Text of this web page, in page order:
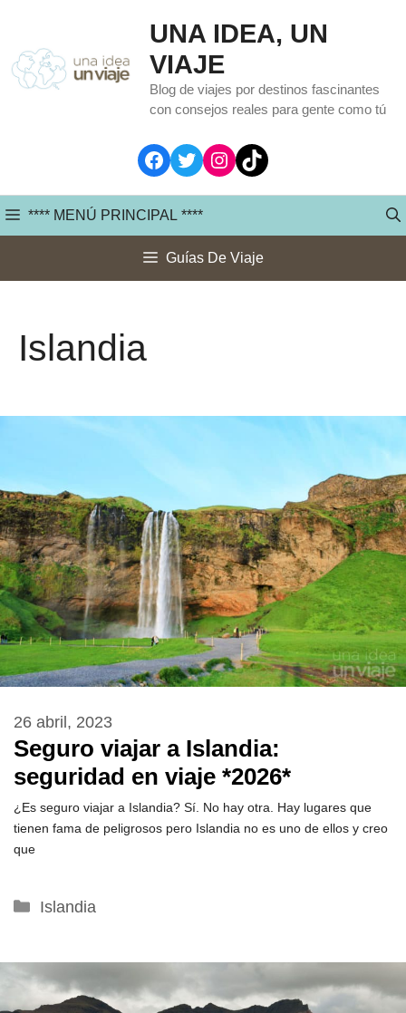
contenido
UNA IDEA, UN
VIAJE
Blog de viajes por destinos fascinantes
con consejos reales para gente como tú
Facebook
TwitterInstagram
TikTok
**** MENÚ PRINCIPAL ****
Guías De Viaje
Islandia
Seguro viajar a Islandia:
seguridad en viaje *2026*
26 abril, 2023
¿Es seguro viajar a Islandia? Sí. No hay otra. Hay lugares que
tienen fama de peligrosos pero Islandia no es uno de ellos y creo
que
Categorías
Islandia